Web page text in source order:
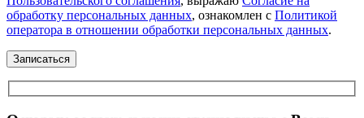
обработку персональных данных, ознакомлен с Политикой
оператора в отношении обработки персональных данных.